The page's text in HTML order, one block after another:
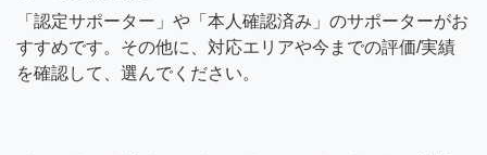
「認定サポーター」や「本人確認済み」のサポーターがお
すすめです。その他に、対応エリアや今までの評価/実績
を確認して、選んでください。